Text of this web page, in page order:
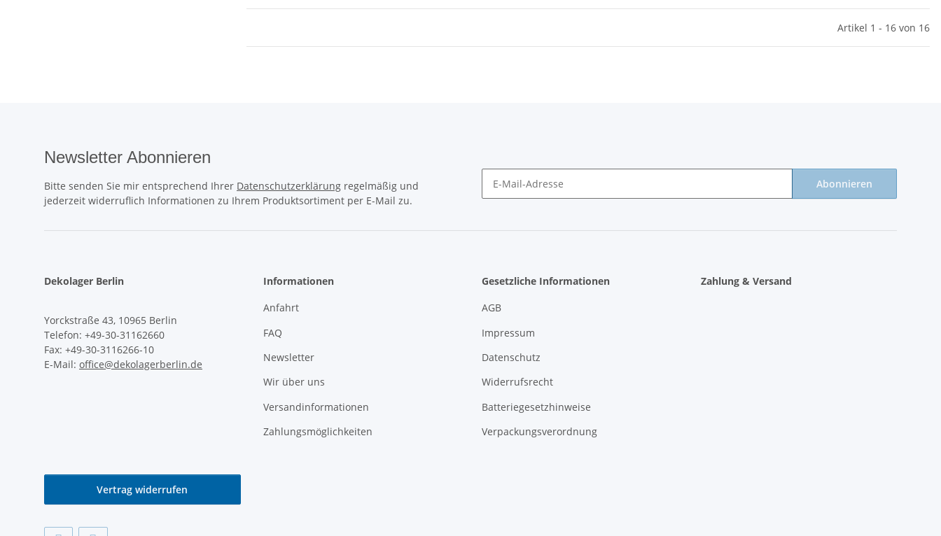
Artikel 1 - 16 von 16
Newsletter Abonnieren
Bitte senden Sie mir entsprechend Ihrer Datenschutzerklärung regelmäßig und
jederzeit widerruflich Informationen zu Ihrem Produktsortiment per E-Mail zu.
Abonnieren
Dekolager Berlin
Yorckstraße 43, 10965 Berlin
Telefon: +49-30-31162660
Fax: +49-30-3116266-10
E-Mail: office@dekolagerberlin.de
Informationen
Anfahrt
FAQ
Newsletter
Wir über uns
Versandinformationen
Zahlungsmöglichkeiten
Gesetzliche Informationen
AGB
Impressum
Datenschutz
Widerrufsrecht
Batteriegesetzhinweise
Verpackungsverordnung
Zahlung & Versand
Vertrag widerrufen